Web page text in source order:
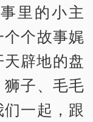
里的小主
个故事娓
辟地的盘
子、毛毛
一起，跟